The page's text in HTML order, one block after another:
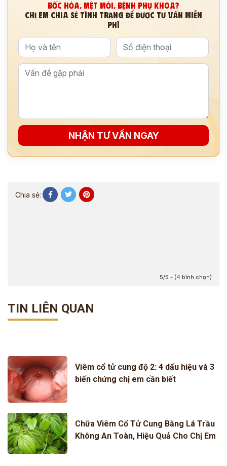
BỐC HỎA, MỆT MỎI, BỆNH PHỤ KHOA?
CHỊ EM CHIA SẺ TÌNH TRẠNG ĐỂ ĐƯỢC TƯ VẤN MIỄN
PHÍ
NHẬN TƯ VẤN NGAY
Chia sẻ:
5/5 - (4 bình chọn)
TIN LIÊN QUAN
Viêm cổ tử cung độ 2: 4 dấu hiệu và 3
biến chứng chị em cần biết
Chữa Viêm Cổ Tử Cung Bằng Lá Trầu
Không An Toàn, Hiệu Quả Cho Chị Em